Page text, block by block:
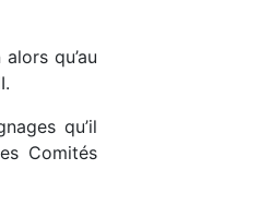
qu’au
qu’il
Comités